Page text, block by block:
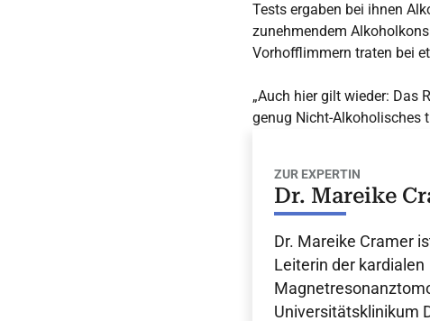
Tests ergaben bei ihnen
zunehmendem
Vorhofflimmern traten bei
„Auch hier gilt wieder: Das
genug Nicht-Alkoholisches
ZUR EXPERTIN
Dr. Mareike
Dr. Mareike Cramer
Leiterin der kardialen
Universitätsklinikum